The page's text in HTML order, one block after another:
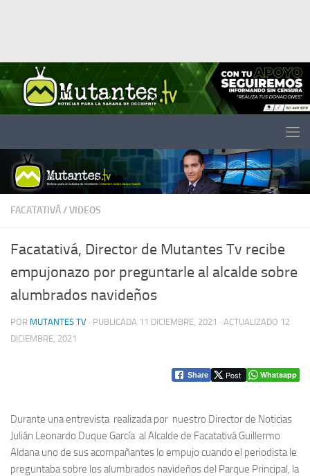
FACATATIVÁ/VIDEOS
Facatativá, Director de Mutantes Tv recibe
empujonazo por preguntarle al alcalde sobre
alumbrados navideños
POR MUTANTES TV · PUBLICADA 11 DICIEMBRE, 2021 · ACTUALIZADO 12
DICIEMBRE, 2021
Share Post Whatsapp
Durante una entrevista realizada por nuestro Director de Noticias
Julián Leonardo Duque García al Alcalde de Facatativá Guillermo
Aldana uno de sus acompañantes lo empujo cuando el periodista le
preguntaba sobre los alumbrados navideños del Parque Principal, la